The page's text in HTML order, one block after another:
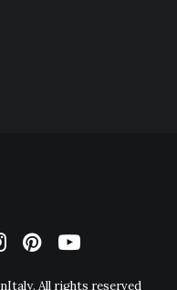
All rights reserved